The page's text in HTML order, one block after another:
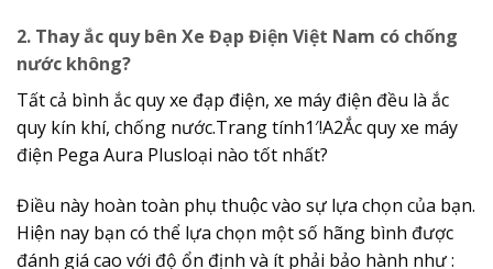
2. Thay ắc quy bên Xe Đạp Điện Việt Nam có chống
nước không?
Tất cả bình ắc quy xe đạp điện, xe máy điện đều là ắc
quy kín khí, chống nước.Trang tính1′!A2Ắc quy xe máy
điện Pega Aura Plusloại nào tốt nhất?
Điều này hoàn toàn phụ thuộc vào sự lựa chọn của bạn.
Hiện nay bạn có thể lựa chọn một số hãng bình được
đánh giá cao với độ ổn định và ít phải bảo hành như :